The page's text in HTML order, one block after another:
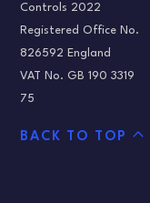
Controls 2022
Registered Office No.
826592 England
VAT No. GB 190 3319
75
BACK TO TOP expand_less